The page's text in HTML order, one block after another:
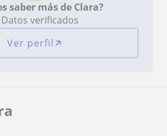
saber más de Clara?
verificados
Ver perfil